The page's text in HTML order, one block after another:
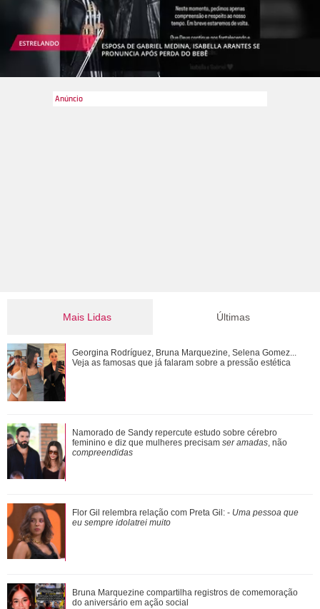
Mais Lidas
Tony Ramos faz homenagem em aniversário de Nathalia
Timberg
De galã de novelas a problemas com substâncias
químicas... Veja as polêmicas que rondam R...
Shawn Mendes, João Guilherme, Enzo Celulari... Relembre
os amores - e affairs - de Bruna Mar...
Assumidos! Kylian Mbappé abre álbum de fotos e noite de
cinema brasileiro com Ester Expósi...
Últimas
Georgina Rodríguez, Bruna Marquezine, Selena Gomez...
Veja as famosas que já falaram sobre a pressão estética
Namorado de Sandy repercute estudo sobre cérebro
feminino e diz que mulheres precisam ser amadas, não
compreendidas
Flor Gil relembra relação com Preta Gil: - Uma pessoa que
eu sempre idolatrei muito
Bruna Marquezine compartilha registros de comemoração
do aniversário em ação social